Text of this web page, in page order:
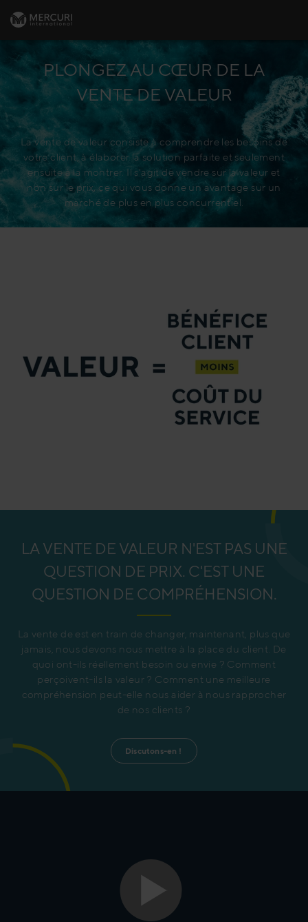
PLONGEZ AU CŒUR DE LA
VENTE DE VALEUR
La vente de valeur consiste à comprendre les besoins de
votre client, à élaborer la solution parfaite et seulement
ensuite à la montrer. Il s'agit de vendre sur la valeur et
non sur le prix, ce qui vous donne un avantage sur un
marché de plus en plus concurrentiel.
LA VENTE DE VALEUR N'EST PAS UNE
QUESTION DE PRIX. C'EST UNE
QUESTION DE COMPRÉHENSION.
La vente de est en train de changer, maintenant, plus que
jamais, nous devons nous mettre à la place du client. De
quoi ont-ils réellement besoin ou envie ? Comment
perçoivent-ils la valeur ? Comment une meilleure
compréhension peut-elle nous aider à nous rapprocher
de nos clients ?
Discutons-en !